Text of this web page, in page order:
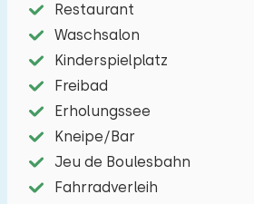
Landschaft zu erkunden –
Wasserwegen und charmanten
Badesee mit Sandstrand ist
und bietet Entspannung und
am Wasser. Dank der zentralen
Ausflüge in die Umgebung
historische Brügge ist nur 15
und auch die Küstenstädte
Restaurant
Waschsalon
Kinderspielplatz
Freibad
Erholungssee
Kneipe/Bar
Jeu de Boulesbahn
Fahrradverleih